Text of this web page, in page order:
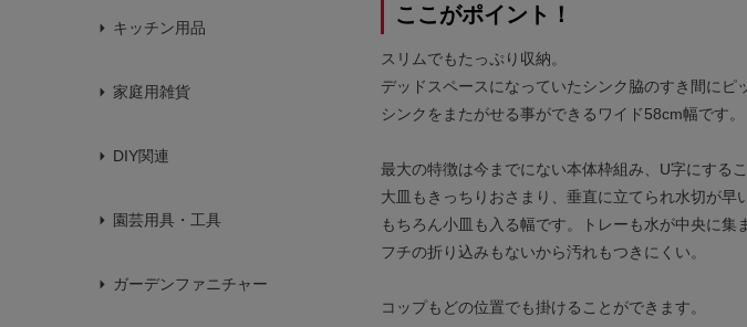
キッチン用品
家庭用雑貨
DIY関連
園芸用具・工具
ガーデンファニチャー
ここがポイント！
スリムでもたっぷり収納。
デッドスペースになっていたシンク脇のすき間にピ
シンクをまたがせる事ができるワイド58cm幅です。
最大の特徴は今までにない本体枠組み、U字にするこ
大皿もきっちりおさまり、垂直に立てられ水切が早い
もちろん小皿も入る幅です。トレーも水が中央に集
フチの折り込みもないから汚れもつきにくい。
コップもどの位置でも掛けることができます。